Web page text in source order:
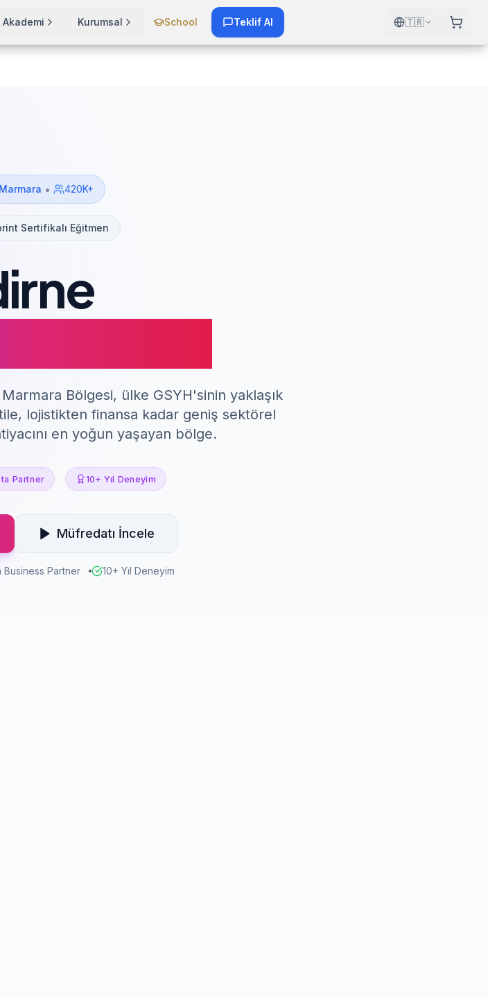
Kurumsal School Teklif Al 🇹🇷
Marmara • 420K+
Sertifikalı Eğitmen
Bölgesi, ülke GSYH'sinin yaklaşık
lojistikten finansa kadar geniş sektörel
en yoğun yaşayan bölge.
Partner 10+ Yıl Deneyim
Müfredatı İncele
Business Partner 10+ Yıl Deneyim